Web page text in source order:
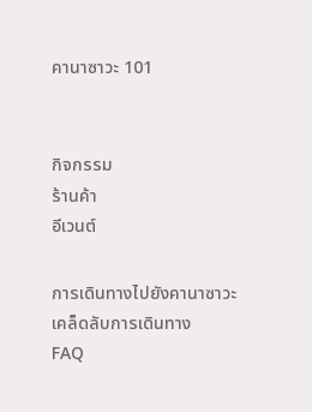
คานาซาวะ 101
กิจกรรม
ร้านค้า
อีเวนต์
การเดินทางไปยังคานาซาวะ
เคล็ดลับการเดินทาง
FAQ